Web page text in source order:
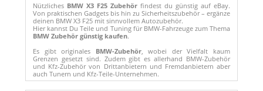
Nützliches BMW X3 F25 Zubehör findest du günstig auf eBay.
Von praktischen Gadgets bis hin zu Sicherheitszubehör – ergänze
deinen BMW X3 F25 mit sinnvollem Autozubehör.
Hier kannst Du Teile und Tuning für BMW-Fahrzeuge zum Thema
BMW Zubehör günstig kaufen.
Es gibt originales BMW-Zubehör, wobei der Vielfalt kaum
Grenzen gesetzt sind. Zudem gibt es allerhand BMW-Zubehör
und Kfz-Zubehör von Drittanbietern und Fremdanbietern aber
auch Tunern und Kfz-Teile-Unternehmen.